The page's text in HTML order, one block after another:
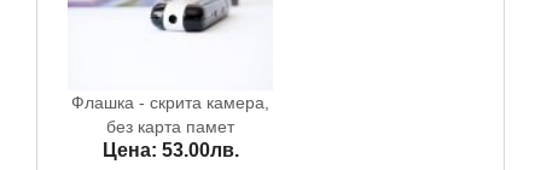
Флашка - скрита камера,
без карта памет
Цена: 53.00лв.